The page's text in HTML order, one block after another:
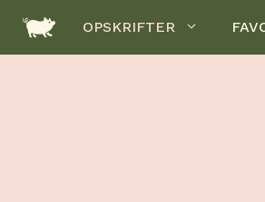
OPSKRIFTER